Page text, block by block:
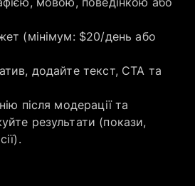
(мінімум: $20/день або
додайте текст, CTA та
після модерації та
результати (покази,